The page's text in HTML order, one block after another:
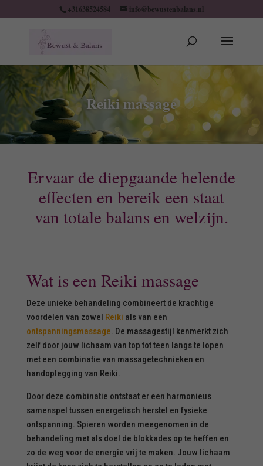
+31638524584 info@bewustenbalans.nl
Reiki massage
Ervaar de diepgaande helende
effecten en bereik een staat
van totale balans en welzijn.
Wat is een Reiki massage
Deze unieke behandeling combineert de krachtige
voordelen van zowel Reiki als van een
ontspanningsmassage. De massagestijl kenmerkt zich
zelf door jouw lichaam van top tot teen langs te lopen
met een combinatie van massagetechnieken en
handoplegging van Reiki.
Door deze combinatie ontstaat er een harmonieus
samenspel tussen energetisch herstel en fysieke
ontspanning. Spieren worden meegenomen in de
behandeling met als doel de blokkades op te heffen en
zo de weg voor de energie vrij te maken. Jouw lichaam